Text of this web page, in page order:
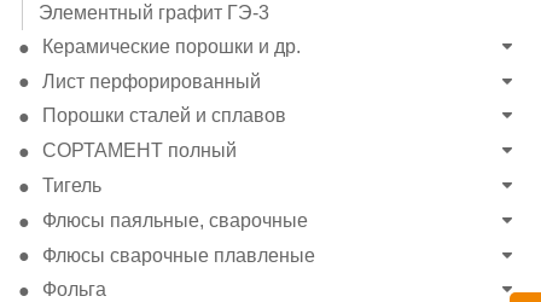
Элементный графит ГЭ-3
Керамические порошки и др.
Лист перфорированный
Порошки сталей и сплавов
СОРТАМЕНТ полный
Тигель
Флюсы паяльные, сварочные
Флюсы сварочные плавленые
Фольга